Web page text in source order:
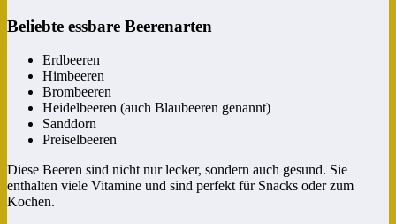
Beliebte essbare Beerenarten
Erdbeeren
Himbeeren
Brombeeren
Heidelbeeren (auch Blaubeeren genannt)
Sanddorn
Preiselbeeren
Diese Beeren sind nicht nur lecker, sondern auch gesund. Sie
enthalten viele Vitamine und sind perfekt für Snacks oder zum
Kochen.